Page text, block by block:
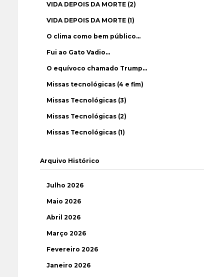
VIDA DEPOIS DA MORTE (2)
VIDA DEPOIS DA MORTE (1)
O clima como bem público…
Fui ao Gato Vadio…
O equívoco chamado Trump…
Missas tecnológicas (4 e fim)
Missas Tecnológicas (3)
Missas Tecnológicas (2)
Missas Tecnológicas (1)
Arquivo Histórico
Julho 2026
Maio 2026
Abril 2026
Março 2026
Fevereiro 2026
Janeiro 2026